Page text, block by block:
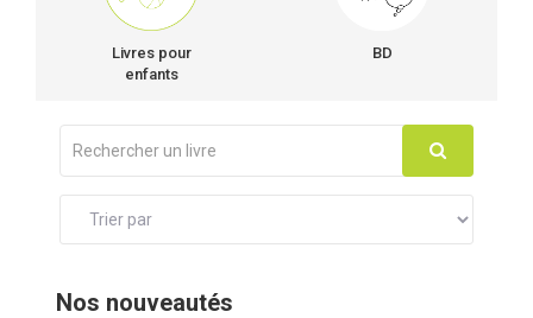
Livres pour
enfants
BD
Nos nouveautés